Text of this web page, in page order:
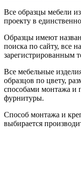
Все образцы мебели
проекту в
Образцы имеют
поиска по сайту, все
зарегистрированным
Все мебельные
образцов по цвету,
способами монтажа и
фурнитуры.
Способ монтажа и
выбирается